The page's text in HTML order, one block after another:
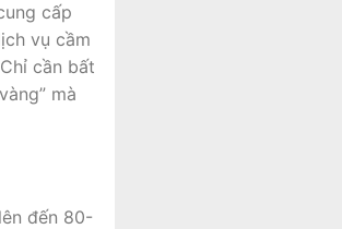
cấp
vụ cầm
cần bất
mà
đến 80-